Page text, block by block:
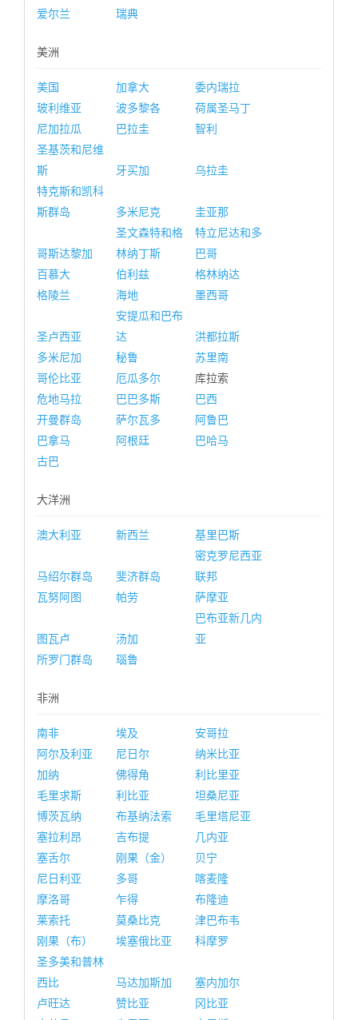
爱尔兰
瑞典
美洲
美国 加拿大
委内瑞拉
玻利维亚
波多黎各
荷属圣马丁
尼加拉瓜
巴拉圭
智利
圣基茨和尼维
斯
牙买加
乌拉圭
特克斯和凯科
斯群岛
多米尼克 圭亚那
哥斯达黎加
圣文森特和格
林纳丁斯
特立尼达和多
巴哥
百慕大
伯利兹
格林纳达
格陵兰
海地 墨西哥
圣卢西亚
安提瓜和巴布
达
洪都拉斯
多米尼加
秘鲁
苏里南
哥伦比亚
厄瓜多尔
库拉索
危地马拉
巴巴多斯
巴西
开曼群岛
萨尔瓦多
阿鲁巴
巴拿马
阿根廷
巴哈马
古巴
大洋洲
澳大利亚 新西兰 基里巴斯
马绍尔群岛 斐济群岛
密克罗尼西亚
联邦
瓦努阿图
帕劳 萨摩亚
图瓦卢 汤加
巴布亚新几内
亚
所罗门群岛
瑙鲁
非洲
南非 埃及
安哥拉
阿尔及利亚
尼日尔
纳米比亚
加纳
佛得角
利比里亚
毛里求斯
利比亚
坦桑尼亚
博茨瓦纳
布基纳法索
毛里塔尼亚
塞拉利昂
吉布提
几内亚
塞舌尔
刚果（金）
贝宁
尼日利亚
多哥
喀麦隆
摩洛哥
乍得
布隆迪
莱索托
莫桑比克
津巴布韦
刚果（布）
埃塞俄比亚
科摩罗
圣多美和普林
西比
马达加斯加
塞内加尔
卢旺达
赞比亚
冈比亚